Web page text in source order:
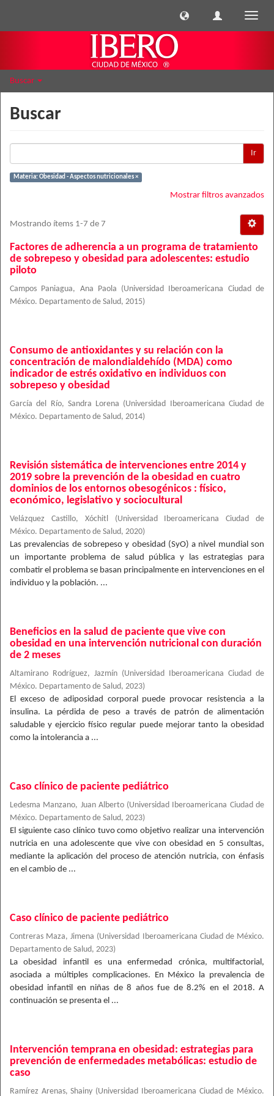
Buscar
Buscar
Ir
Materia: Obesidad - Aspectos nutricionales ×
Mostrar filtros avanzados
Mostrando ítems 1-7 de 7
Factores de adherencia a un programa de tratamiento
de sobrepeso y obesidad para adolescentes: estudio
piloto
Campos Paniagua, Ana Paola (Universidad Iberoamericana Ciudad de
México. Departamento de Salud, 2015)
Consumo de antioxidantes y su relación con la
concentración de malondialdehído (MDA) como
indicador de estrés oxidativo en individuos con
sobrepeso y obesidad
García del Río, Sandra Lorena (Universidad Iberoamericana Ciudad de
México. Departamento de Salud, 2014)
Revisión sistemática de intervenciones entre 2014 y
2019 sobre la prevención de la obesidad en cuatro
dominios de los entornos obesogénicos : físico,
económico, legislativo y sociocultural
Velázquez Castillo, Xóchitl (Universidad Iberoamericana Ciudad de
México. Departamento de Salud, 2020)
Las prevalencias de sobrepeso y obesidad (SyO) a nivel mundial son
un importante problema de salud pública y las estrategias para
combatir el problema se basan principalmente en intervenciones en el
individuo y la población. ...
Beneficios en la salud de paciente que vive con
obesidad en una intervención nutricional con duración
de 2 meses
Altamirano Rodríguez, Jazmín (Universidad Iberoamericana Ciudad de
México. Departamento de Salud, 2023)
El exceso de adiposidad corporal puede provocar resistencia a la
insulina. La pérdida de peso a través de patrón de alimentación
saludable y ejercicio físico regular puede mejorar tanto la obesidad
como la intolerancia a ...
Caso clínico de paciente pediátrico
Ledesma Manzano, Juan Alberto (Universidad Iberoamericana Ciudad de
México. Departamento de Salud, 2023)
El siguiente caso clínico tuvo como objetivo realizar una intervención
nutricia en una adolescente que vive con obesidad en 5 consultas,
mediante la aplicación del proceso de atención nutricia, con énfasis
en el cambio de ...
Caso clínico de paciente pediátrico
Contreras Maza, Jimena (Universidad Iberoamericana Ciudad de México.
Departamento de Salud, 2023)
La obesidad infantil es una enfermedad crónica, multifactorial,
asociada a múltiples complicaciones. En México la prevalencia de
obesidad infantil en niñas de 8 años fue de 8.2% en el 2018. A
continuación se presenta el ...
Intervención temprana en obesidad: estrategias para
prevención de enfermedades metabólicas: estudio de
caso
Ramírez Arenas, Shainy (Universidad Iberoamericana Ciudad de México.